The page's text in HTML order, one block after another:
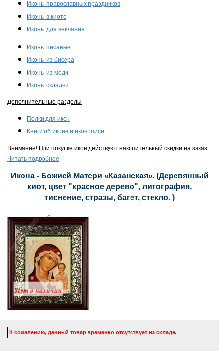
Иконы православных праздников
Иконы в киоте
Иконы для венчания
Иконы писаные
Иконы из бисера
Иконы из меди
Иконы складни
Дополнительные разделы
Полки для икон
Книги об иконе и иконописи
Внимание! При покупке икон действуют накопительный скидки на заказ.
Читать подробнее
Икона - Божией Матери «Казанская». (Деревянный
киот, цвет "красное дерево", литография,
тиснение, стразы, багет, стекло. )
К сожалению, данный товар временно отсутствует на складе.